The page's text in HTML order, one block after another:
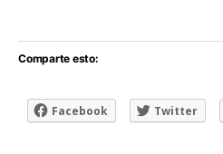
Comparte esto:
Facebook Twitter